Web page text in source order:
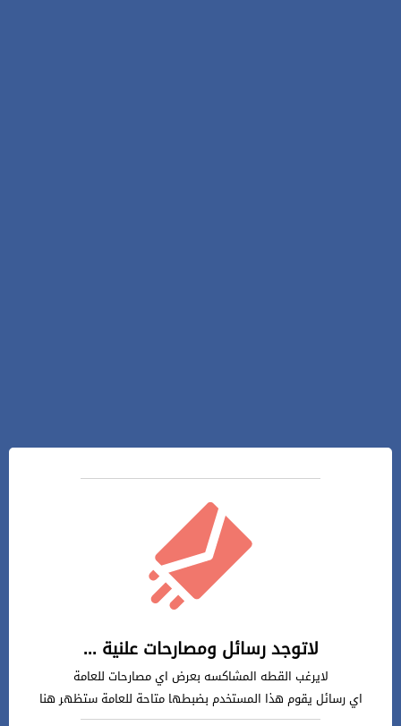
لاتوجد رسائل ومصارحات علنية ...
لايرغب القطه المشاكسه بعرض اي مصارحات للعامة
اي رسائل يقوم هذا المستخدم بضبطها متاحة للعامة ستظهر هنا